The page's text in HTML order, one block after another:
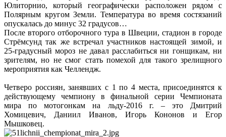
Юлиторнио, который географически расположен рядом с
Полярным кругом Земли. Температура во время состязаний
опускалась до минус 32 градусов…
После второго отборочного тура в Швеции, стадион в городе
Стрёмсунд так же встречал участников настоящей зимой, и
25-градусный мороз не давал расслабиться ни гонщикам, ни
зрителям, но не смог стать помехой для такого зрелищного
мероприятия как Челлендж.
Четверо россиян, занявших с 1 по 4 места, присоединятся к
действующему чемпиону в финальной серии Чемпионата
мира по мотогонкам на льду-2016 г. – это Дмитрий
Хомицевич, Даниил Иванов, Игорь Кононов и Егор
Мышковец.